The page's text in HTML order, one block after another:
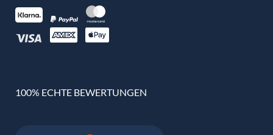
100% ECHTE BEWERTUNGEN